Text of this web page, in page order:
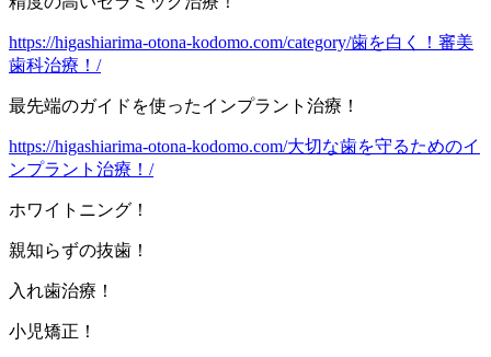
https://higashiarima-otona-kodomo.com/category/歯を白く！審美
歯科治療！/
最先端のガイドを使ったインプラント治療！
https://higashiarima-otona-kodomo.com/大切な歯を守るためのイ
ンプラント治療！/
ホワイトニング！
親知らずの抜歯！
入れ歯治療！
小児矯正！